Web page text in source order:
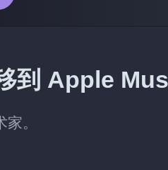
到 Apple
。